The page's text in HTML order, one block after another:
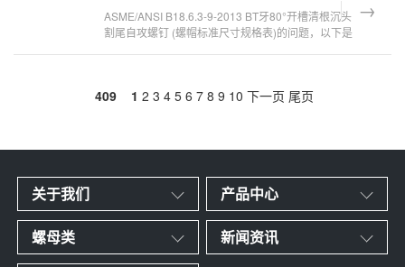
ASME/ANSI B18.6.3-9-2013 BT牙80°开槽清根沉头
割尾自攻螺钉 (螺帽标准尺寸规格表)的问题，以下是
409 1 2 3 4 5 6 7 8 9 10 下一页 尾页
关于我们 产品中心
螺母类 新闻资讯